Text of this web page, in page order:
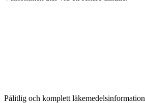
Pålitlig och komplett läkemedelsinformation